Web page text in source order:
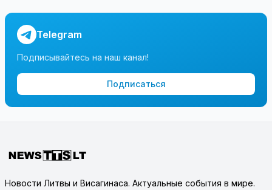
Telegram
Подписывайтесь на наш канал!
Подписаться
Новости Литвы и Висагинаса. Актуальные события в мире.